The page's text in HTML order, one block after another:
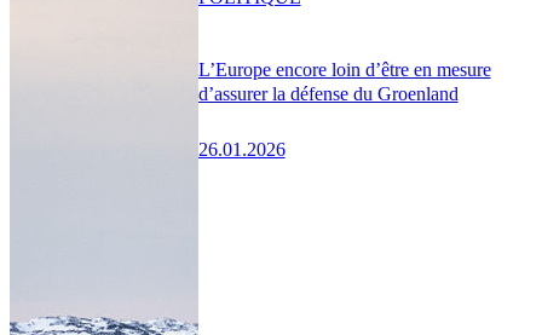
L’Europe encore loin d’être en mesure
d’assurer la défense du Groenland
26.01.2026